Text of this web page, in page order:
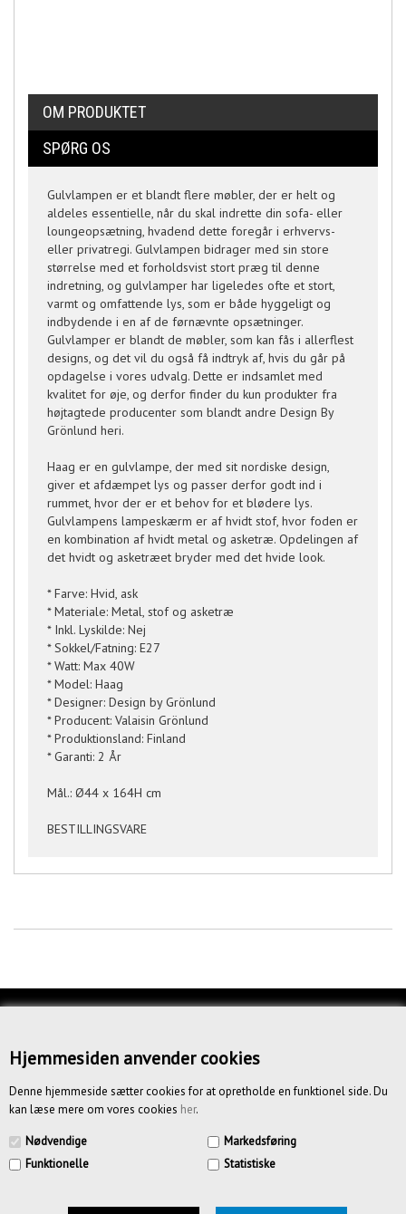
Hjemmesiden anvender cookies
Denne hjemmeside sætter cookies for at opretholde en funktionel side. Du
kan læse mere om vores cookies her.
Nødvendige
Markedsføring
Funktionelle
Statistiske
OM PRODUKTET
SPØRG OS
Gulvlampen er et blandt flere møbler, der er helt og
aldeles essentielle, når du skal indrette din sofa- eller
loungeopsætning, hvadend dette foregår i erhvervs-
eller privatregi. Gulvlampen bidrager med sin store
størrelse med et forholdsvist stort præg til denne
indretning, og gulvlamper har ligeledes ofte et stort,
varmt og omfattende lys, som er både hyggeligt og
indbydende i en af de førnævnte opsætninger.
Gulvlamper er blandt de møbler, som kan fås i allerflest
designs, og det vil du også få indtryk af, hvis du går på
opdagelse i vores udvalg. Dette er indsamlet med
kvalitet for øje, og derfor finder du kun produkter fra
højtagtede producenter som blandt andre Design By
Grönlund heri.
Haag er en gulvlampe, der med sit nordiske design,
giver et afdæmpet lys og passer derfor godt ind i
rummet, hvor der er et behov for et blødere lys.
Gulvlampens lampeskærm er af hvidt stof, hvor foden er
en kombination af hvidt metal og asketræ. Opdelingen af
det hvidt og asketræet bryder med det hvide look.
* Farve: Hvid, ask
* Materiale: Metal, stof og asketræ
* Inkl. Lyskilde: Nej
* Sokkel/Fatning: E27
* Watt: Max 40W
* Model: Haag
* Designer: Design by Grönlund
* Producent: Valaisin Grönlund
* Produktionsland: Finland
* Garanti: 2 År
Mål.: Ø44 x 164H cm
BESTILLINGSVARE
OM OS
BETINGELSER
CREATIV.DK APS | Vandmestervej 20 | 2630 Tåstrup | CVR